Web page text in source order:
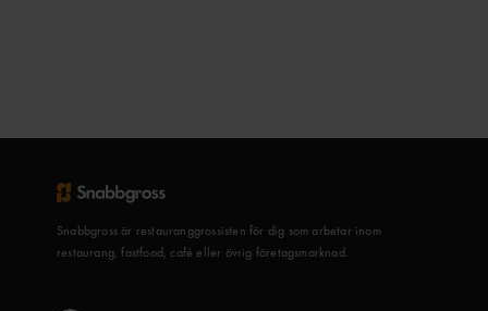
Snabbgross är restauranggrossisten för dig som arbetar inom
restaurang, fastfood, café eller övrig företagsmarknad.